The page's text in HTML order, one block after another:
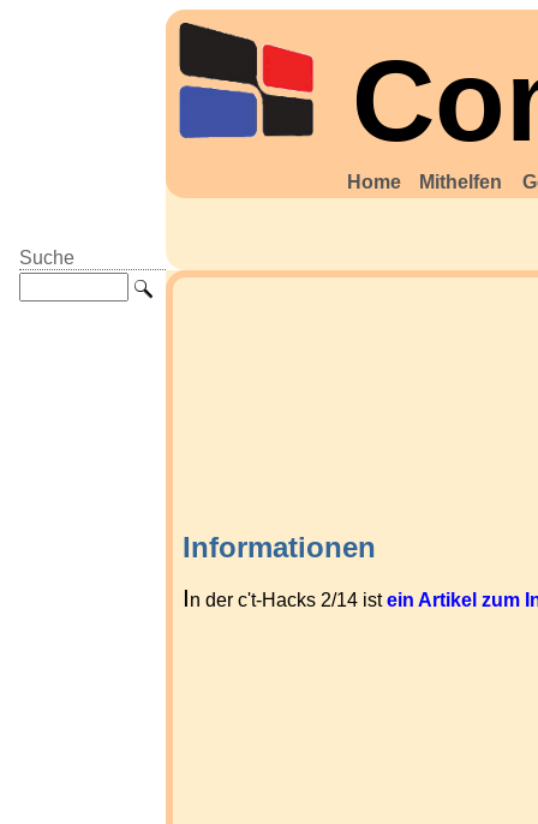
Suche
Home Mithelfen
Informationen
In der c't-Hacks 2/14 istein Artikel zum